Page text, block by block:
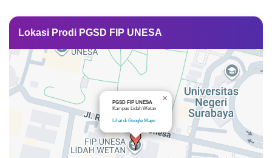
Lokasi Prodi PGSD FIP UNESA
PGSD FIP UNESA
Kampus Lidah Wetan
Lihat di Google Maps
×